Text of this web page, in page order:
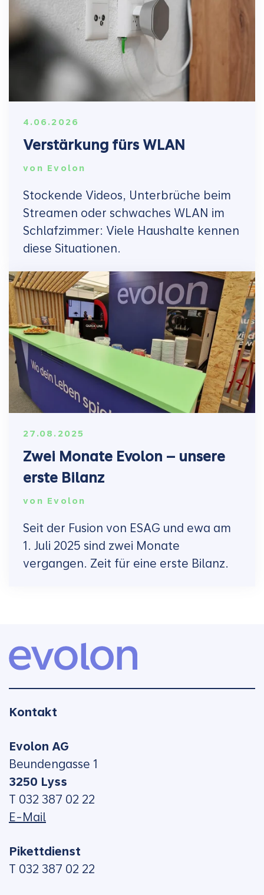
4.06.2026
Verstärkung fürs WLAN
von Evolon
Stockende Videos, Unterbrüche beim
Streamen oder schwaches WLAN im
Schlafzimmer: Viele Haushalte kennen
diese Situationen.
27.08.2025
Zwei Monate Evolon – unsere
erste Bilanz
von Evolon
Seit der Fusion von ESAG und ewa am
1. Juli 2025 sind zwei Monate
vergangen. Zeit für eine erste Bilanz.
Kontakt
Evolon AG
Beundengasse 1
3250 Lyss
T 032 387 02 22
E-Mail
Pikettdienst
T 032 387 02 22